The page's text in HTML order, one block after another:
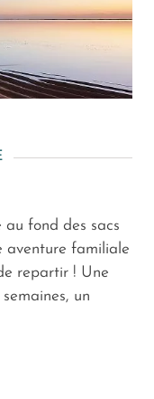
au fond des sacs
aventure familiale
repartir ! Une
un